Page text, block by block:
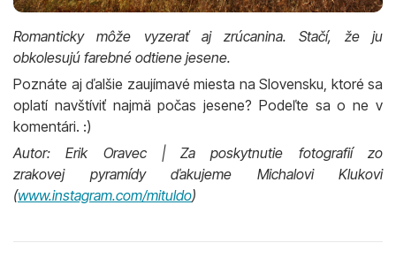
Romanticky môže vyzerať aj zrúcanina. Stačí, že ju
obkolesujú farebné odtiene jesene.
Poznáte aj ďalšie zaujímavé miesta na Slovensku, ktoré sa
oplatí navštíviť najmä počas jesene? Podeľte sa o ne v
komentári. :)
Autor: Erik Oravec | Za poskytnutie fotografií zo
zrakovej pyramídy ďakujeme Michalovi Klukovi
(www.instagram.com/mituldo)